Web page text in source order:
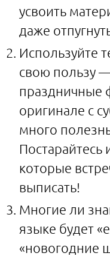
усвоить
даже
Используйте
свою пользу
праздничные
оригинале с
много
Постарайтесь
которые
выписать!
Многие ли
языке будет
«новогодние